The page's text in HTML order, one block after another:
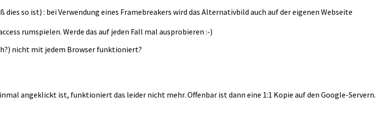
dies so ist) : bei Verwendung eines Framebreakers wird das Alternativbild auch auf der eigenen Webseite
rumspielen. Werde das auf jeden Fall mal ausprobieren :-)
nicht mit jedem Browser funktioniert?
angeklickt ist, funktioniert das leider nicht mehr. Offenbar ist dann eine 1:1 Kopie auf den Google-Servern.